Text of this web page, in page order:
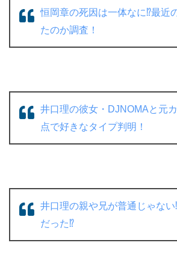
恒岡章の死因は一体なに⁉︎最近
たのか調査！
井口理の彼女・DJNOMAと元
点で好きなタイプ判明！
井口理の親や兄が普通じゃな
だった⁉︎